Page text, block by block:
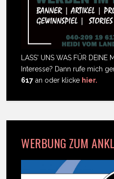
LASS' UNS WAS FÜR DEINE
Interesse? Dann rufe mich
617 an oder klicke hier.
WERBUNG ZUM